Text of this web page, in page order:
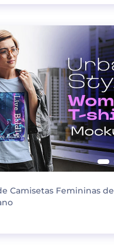
Camisetas Femininas de